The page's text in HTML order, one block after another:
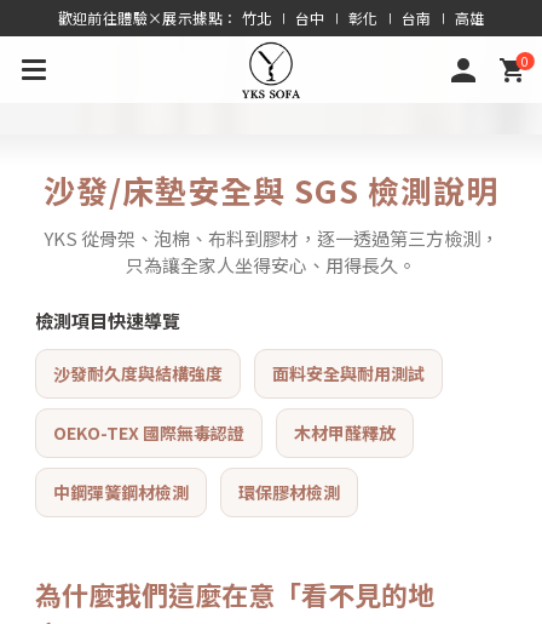
歡迎前往體驗×展示據點： 竹北 ∣ 台中 ∣ 彰化 ∣ 台南 ∣ 高雄
0
沙發/床墊安全與 SGS 檢測說明
YKS 從骨架、泡棉、布料到膠材，逐一透過第三方檢測，
只為讓全家人坐得安心、用得長久。
檢測項目快速導覽
沙發耐久度與結構強度 面料安全與耐用測試
OEKO-TEX 國際無毒認證 木材甲醛釋放
中鋼彈簧鋼材檢測 環保膠材檢測
為什麼我們這麼在意「看不見的地